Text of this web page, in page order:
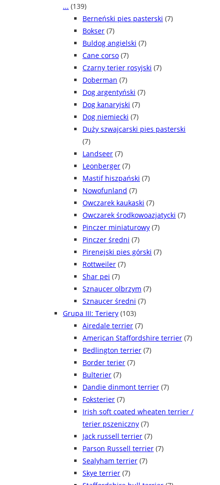
... (139)
Berneński pies pasterski (7)
Bokser (7)
Buldog angielski (7)
Cane corso (7)
Czarny terier rosyjski (7)
Doberman (7)
Dog argentyński (7)
Dog kanaryjski (7)
Dog niemiecki (7)
Duży szwajcarski pies pasterski
(7)
Landseer (7)
Leonberger (7)
Mastif hiszpański (7)
Nowofunland (7)
Owczarek kaukaski (7)
Owczarek środkowoazjatycki (7)
Pinczer miniaturowy (7)
Pinczer średni (7)
Pirenejski pies górski (7)
Rottweiler (7)
Shar pei (7)
Sznaucer olbrzym (7)
Sznaucer średni (7)
Grupa III: Teriery (103)
Airedale terrier (7)
American Staffordshire terrier (7)
Bedlington terrier (7)
Border terier (7)
Bulterier (7)
Dandie dinmont terrier (7)
Foksterier (7)
Irish soft coated wheaten terrier /
terier pszeniczny (7)
Jack russell terrier (7)
Parson Russell terrier (7)
Sealyham terrier (7)
Skye terrier (7)